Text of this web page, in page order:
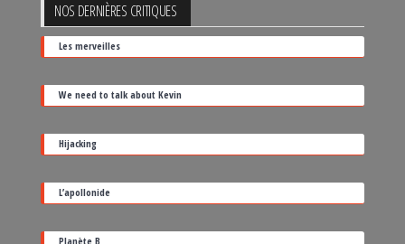
film
par
sa
date
de
sortie
NOS DERNIÈRES CRITIQUES
Les merveilles
We need to talk about Kevin
Hijacking
L’apollonide
Planète B